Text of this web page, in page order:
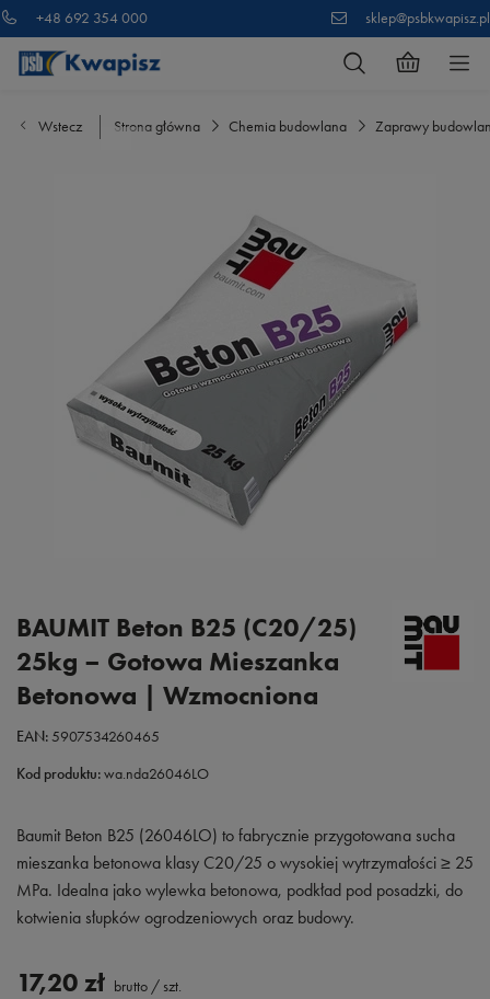
+48 692 354 000 sklep@psbkwapisz.pl
Wstecz Strona główna Chemia budowlana Zaprawy
BAUMIT Beton B25 (C20/25)
25kg – Gotowa Mieszanka
Betonowa | Wzmocniona
EAN:5907534260465
Kod produktu:wa.nda26046LO
Baumit Beton B25 (26046LO) to fabrycznie przygotowana sucha
mieszanka betonowa klasy C20/25 o wysokiej wytrzymałości ≥ 25
MPa. Idealna jako wylewka betonowa, podkład pod posadzki, do
kotwienia słupków ogrodzeniowych oraz budowy.
17,20 zł brutto / szt.